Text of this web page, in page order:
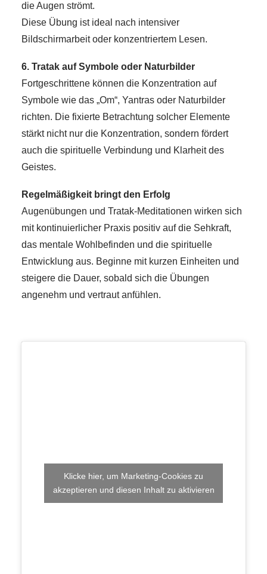
die Augen strömt.
Diese Übung ist ideal nach intensiver
Bildschirmarbeit oder konzentriertem Lesen.
6. Tratak auf Symbole oder Naturbilder
Fortgeschrittene können die Konzentration auf
Symbole wie das „Om“, Yantras oder Naturbilder
richten. Die fixierte Betrachtung solcher Elemente
stärkt nicht nur die Konzentration, sondern fördert
auch die spirituelle Verbindung und Klarheit des
Geistes.
Regelmäßigkeit bringt den Erfolg
Augenübungen und Tratak-Meditationen wirken sich
mit kontinuierlicher Praxis positiv auf die Sehkraft,
das mentale Wohlbefinden und die spirituelle
Entwicklung aus. Beginne mit kurzen Einheiten und
steigere die Dauer, sobald sich die Übungen
angenehm und vertraut anfühlen.
Klicke hier, um Marketing-Cookies zu
akzeptieren und diesen Inhalt zu aktivieren